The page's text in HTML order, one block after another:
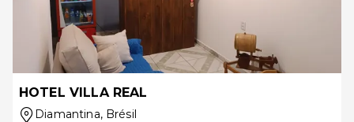
HOTEL VILLA REAL
Diamantina, Brésil